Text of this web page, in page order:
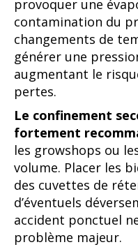
provoquer une
contamination du
changements de
générer une
augmentant le
pertes.
Le confinement
fortement
les growshops ou
volume. Placer les
des cuvettes de
d’éventuels
accident ponctuel
problème majeur.